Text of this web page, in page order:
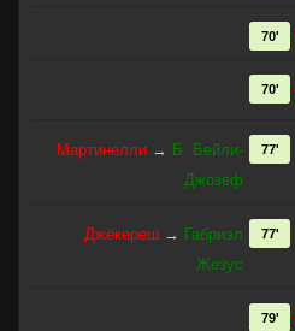
70'
70'
Мартинелли → Б. Бейли-
Джозеф
77'
Джёкереш → Габриэл
Жезус
77'
79'